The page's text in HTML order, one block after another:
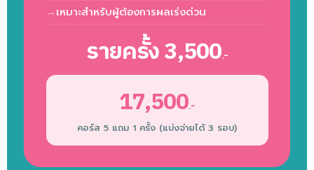
เหมาะสำหรับผู้ต้องการผลเร่งด่วน
รายครั้ง 3,500.-
17,500.-
คอร์ส 5 แถม 1 ครั้ง (แบ่งจ่ายได้ 3 รอบ)